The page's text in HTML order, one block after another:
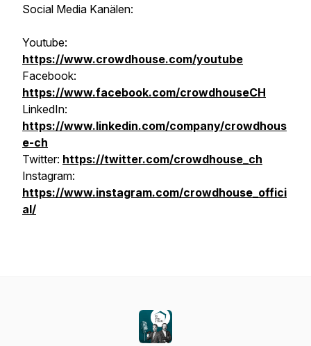
Social Media Kanälen:
Youtube:
https://www.crowdhouse.com/youtube
Facebook:
https://www.facebook.com/crowdhouseCH
LinkedIn:
https://www.linkedin.com/company/crowdhous
e-ch
Twitter: https://twitter.com/crowdhouse_ch
Instagram:
https://www.instagram.com/crowdhouse_offici
al/